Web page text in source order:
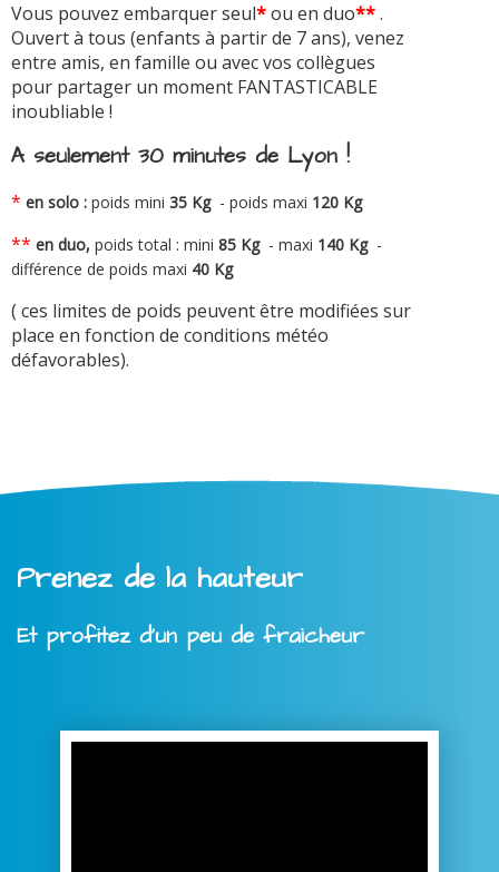
Vous pouvez embarquer seul*ou en duo**.
Ouvert à tous (enfants à partir de 7 ans), venez
entre amis, en famille ou avec vos collègues
pour partager un moment FANTASTICABLE
inoubliable !
A seulement 30 minutes de Lyon !
* en solo : poids mini 35 Kg - poids maxi 120 Kg
** en duo, poids total : mini 85 Kg - maxi 140 Kg -
différence de poids maxi 40 Kg
( ces limites de poids peuvent être modifiées sur
place en fonction de conditions météo
défavorables).
Prenez de la hauteur
Et profitez d'un peu de fraicheur